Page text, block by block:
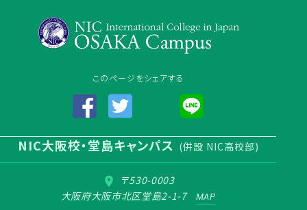
このページをシェアする
NIC大阪校・堂島キャンパス (併設 NIC高校部)
〒530-0003
大阪府大阪市北区堂島2-1-7
MAP